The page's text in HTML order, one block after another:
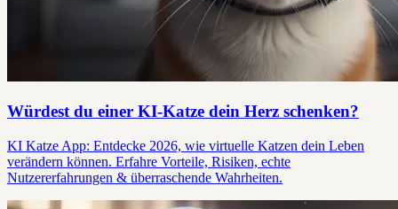
Würdest du einer KI-Katze dein Herz schenken?
KI Katze App: Entdecke 2026, wie virtuelle Katzen dein Leben
verändern können. Erfahre Vorteile, Risiken, echte
Nutzererfahrungen & überraschende Wahrheiten.